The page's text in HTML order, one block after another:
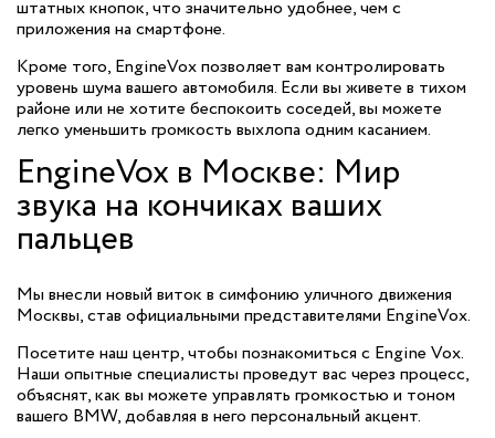
штатных кнопок, что значительно удобнее, чем с
приложения на смартфоне.
Кроме того, EngineVox позволяет вам контролировать
уровень шума вашего автомобиля. Если вы живете в тихом
районе или не хотите беспокоить соседей, вы можете
легко уменьшить громкость выхлопа одним касанием.
EngineVox в Москве: Мир
звука на кончиках ваших
пальцев
Мы внесли новый виток в симфонию уличного движения
Москвы, став официальными представителями EngineVox.
Посетите наш центр, чтобы познакомиться с Engine Vox.
Наши опытные специалисты проведут вас через процесс,
объяснят, как вы можете управлять громкостью и тоном
вашего BMW, добавляя в него персональный акцент.